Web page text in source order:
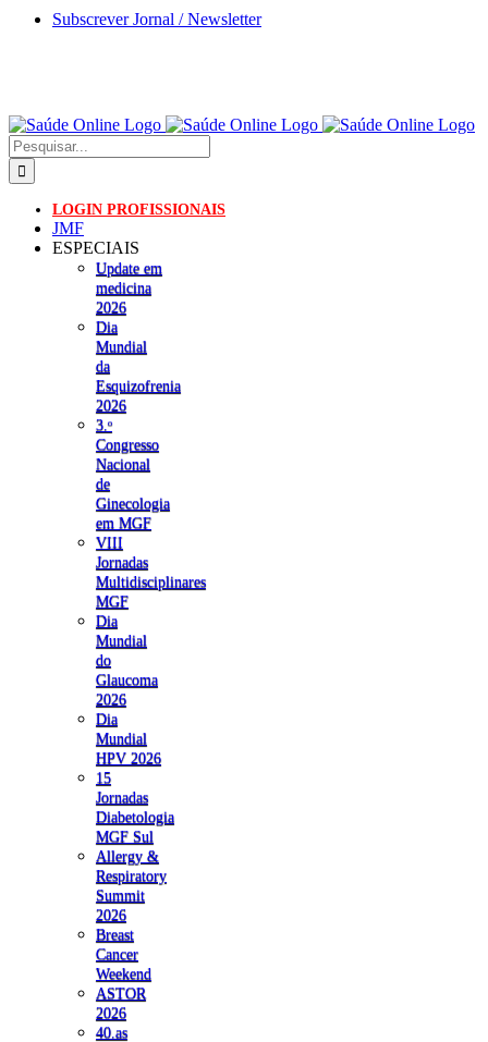
Skip
Subscrever Jornal / Newsletter
Pesquisar
LOGIN PROFISSIONAIS
JMF
ESPECIAIS
Update em
medicina
2026
Dia
Mundial
da
Esquizofrenia
2026
3.ᵒ
Congresso
Nacional
de
Ginecologia
em MGF
VIII
Jornadas
Multidisciplinares
MGF
Dia
Mundial
do
Glaucoma
2026
Dia
Mundial
HPV 2026
15
Jornadas
Diabetologia
MGF Sul
Allergy &
Respiratory
Summit
2026
Breast
Cancer
Weekend
ASTOR
2026
40.as